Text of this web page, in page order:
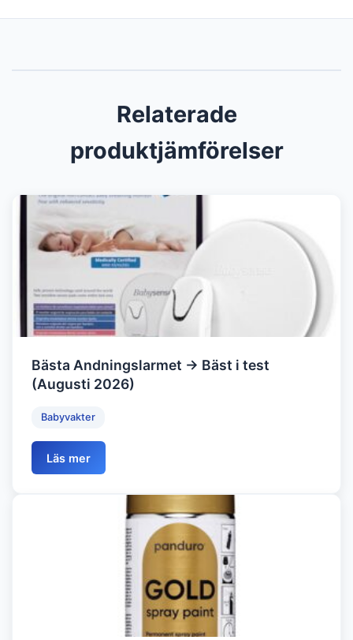
Relaterade
produktjämförelser
Bästa Andningslarmet → Bäst i test
(Augusti 2026)
Babyvakter
Läs mer